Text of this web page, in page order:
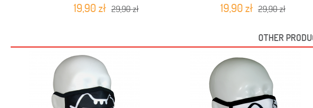
19,90 zł 29,90 zł 19,90 zł 29,90 zł
OTHER